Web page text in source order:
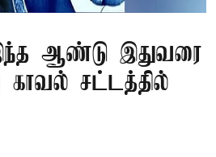
ஆண்டு இதுவரை
காவல் சட்டத்தில்